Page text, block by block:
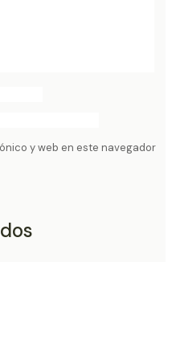
y web en este navegador